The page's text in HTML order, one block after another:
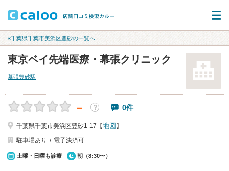
«千葉県千葉市美浜区豊砂の一覧へ
東京ベイ先端医療・幕張クリニック
幕張豊砂駅
－ ？ 0件
千葉県千葉市美浜区豊砂1-17【地図 】
駐車場あり
電子決済可
土曜・日曜も診療 朝（8:30〜）